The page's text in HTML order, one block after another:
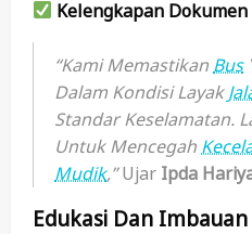
Kelengkapan Dokumen
“Kami Memastikan Bus
Dalam Kondisi Layak
Standar Keselamatan.
Untuk Mencegah
Mudik,”Ujar Ipda
Edukasi Dan